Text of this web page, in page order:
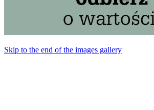
Skip to the end of the images gallery